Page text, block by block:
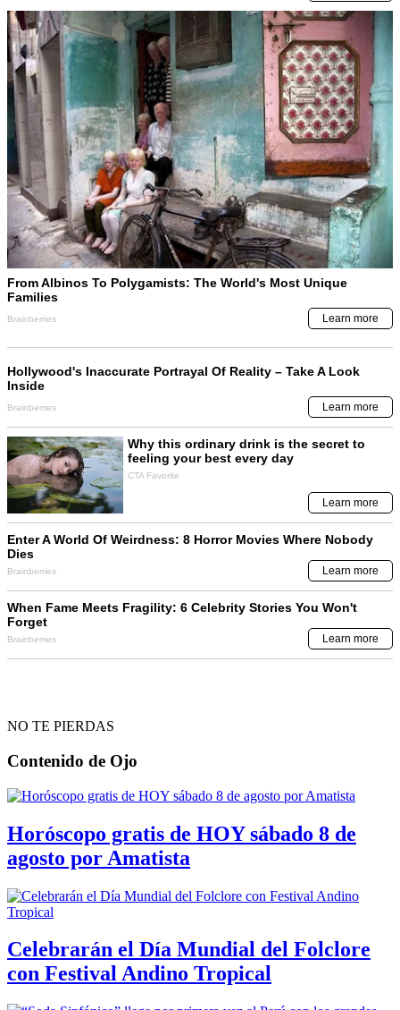
NO TE PIERDAS
Contenido de Ojo
Horóscopo gratis de HOY sábado 8 de
agosto por Amatista
Celebrarán el Día Mundial del Folclore
con Festival Andino Tropical